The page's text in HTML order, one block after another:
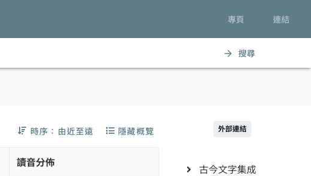
專頁 連結
arrow_forward 搜尋
時序：由近至遠 隱藏概覽
讀音分佈
外部連結
古今文字集成